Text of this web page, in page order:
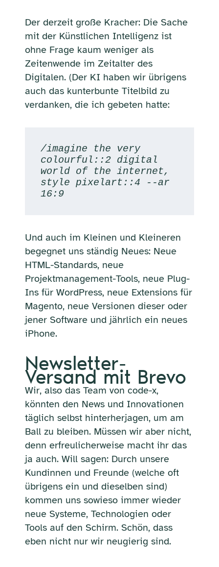
Der derzeit große Kracher: Die Sache
mit der Künstlichen Intelligenz ist
ohne Frage kaum weniger als
Zeitenwende im Zeitalter des
Digitalen. (Der KI haben wir übrigens
auch das kunterbunte Titelbild zu
verdanken, die ich gebeten hatte:
/imagine the very
colourful::2 digital
world of the internet,
style pixelart::4 --ar
16:9
Und auch im Kleinen und Kleineren
begegnet uns ständig Neues: Neue
HTML-Standards, neue
Projektmanagement-Tools, neue Plug-
Ins für WordPress, neue Extensions für
Magento, neue Versionen dieser oder
jener Software und jährlich ein neues
iPhone.
Newsletter-
Versand mit Brevo
Wir, also das Team von code-x,
könnten den News und Innovationen
täglich selbst hinterherjagen, um am
Ball zu bleiben. Müssen wir aber nicht,
denn erfreulicherweise macht ihr das
ja auch. Will sagen: Durch unsere
Kundinnen und Freunde (welche oft
übrigens ein und dieselben sind)
kommen uns sowieso immer wieder
neue Systeme, Technologien oder
Tools auf den Schirm. Schön, dass
eben nicht nur wir neugierig sind.